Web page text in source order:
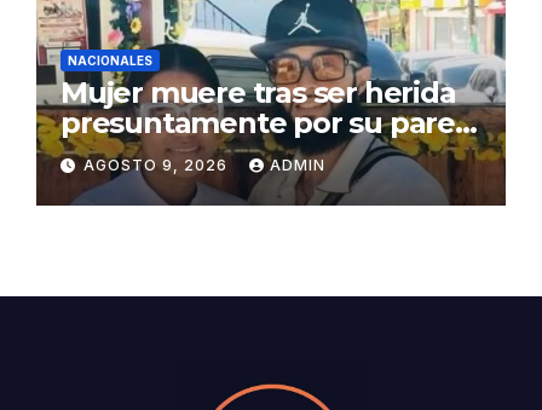
NACIONALES
Mujer muere tras ser herida
presuntamente por su pareja
en Montecristi
AGOSTO 9, 2026 ADMIN